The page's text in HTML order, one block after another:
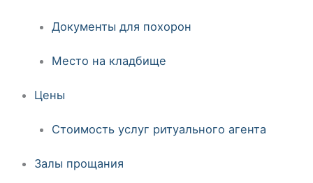
Документы для похорон
Место на кладбище
Цены
Стоимость услуг ритуального агента
Залы прощания